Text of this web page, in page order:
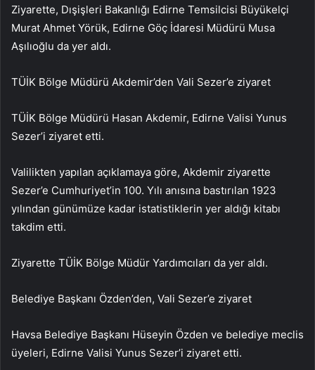
Ziyarette, Dışişleri Bakanlığı Edirne Temsilcisi Büyükelçi
Murat Ahmet Yörük, Edirne Göç İdaresi Müdürü Musa
Aşılıoğlu da yer aldı.
TÜİK Bölge Müdürü Akdemir’den Vali Sezer’e ziyaret
TÜİK Bölge Müdürü Hasan Akdemir, Edirne Valisi Yunus
Sezer’i ziyaret etti.
Valilikten yapılan açıklamaya göre, Akdemir ziyarette
Sezer’e Cumhuriyet’in 100. Yılı anısına bastırılan 1923
yılından günümüze kadar istatistiklerin yer aldığı kitabı
takdim etti.
Ziyarette TÜİK Bölge Müdür Yardımcıları da yer aldı.
Belediye Başkanı Özden’den, Vali Sezer’e ziyaret
Havsa Belediye Başkanı Hüseyin Özden ve belediye meclis
üyeleri, Edirne Valisi Yunus Sezer’i ziyaret etti.